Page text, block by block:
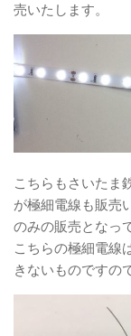
売いたします。
こちらもさいたま
が極細電線も販売
のみの販売となっ
こちらの極細電線
きないものですの